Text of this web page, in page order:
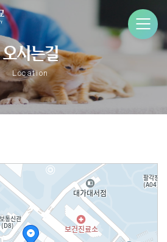
오시는길
Location